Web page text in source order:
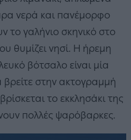
νερά και πανέμορφο
το γαλήνιο σκηνικό στο
θυμίζει νησί. Η ήρεμη
βότσαλο είναι μία
στην ακτογραμμή
το εκκλησάκι της
πολλές ψαρόβαρκες.